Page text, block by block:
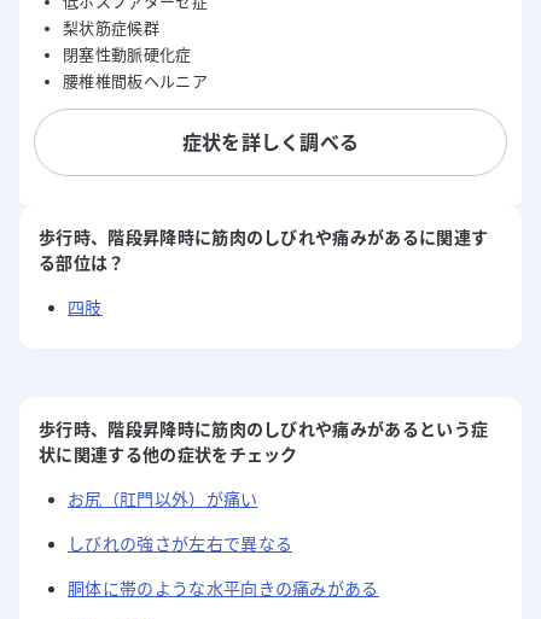
梨状筋症候群
閉塞性動脈硬化症
腰椎椎間板ヘルニア
症状を詳しく調べる
歩行時、階段昇降時に筋肉のしびれや痛みがあるに関連す
る部位は？
四肢
歩行時、階段昇降時に筋肉のしびれや痛みがあるという症
状に関連する他の症状をチェック
お尻（肛門以外）が痛い
しびれの強さが左右で異なる
胴体に帯のような水平向きの痛みがある